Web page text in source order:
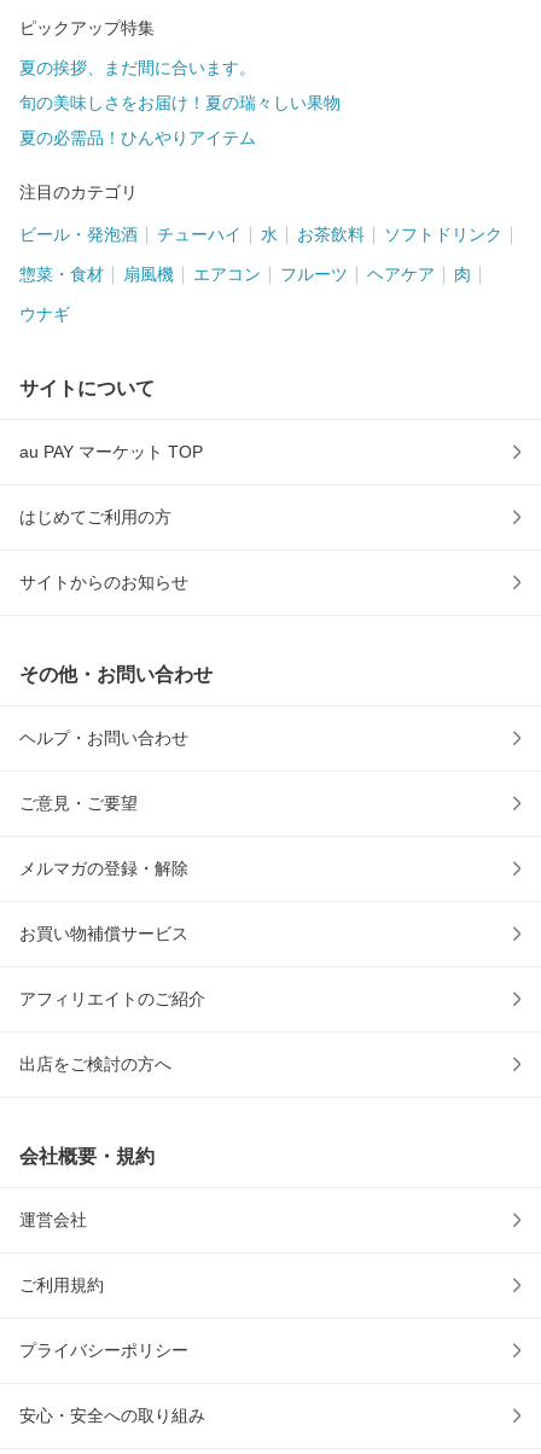
ピックアップ特集
夏の挨拶、まだ間に合います。
旬の美味しさをお届け！夏の瑞々しい果物
夏の必需品！ひんやりアイテム
注目のカテゴリ
ビール・発泡酒 チューハイ 水 お茶飲料 ソフトドリンク
惣菜・食材 扇風機 エアコン フルーツ ヘアケア 肉
ウナギ
サイトについて
au PAY マーケット TOP
はじめてご利用の方
サイトからのお知らせ
その他・お問い合わせ
ヘルプ・お問い合わせ
ご意見・ご要望
メルマガの登録・解除
お買い物補償サービス
アフィリエイトのご紹介
出店をご検討の方へ
会社概要・規約
運営会社
ご利用規約
プライバシーポリシー
安心・安全への取り組み